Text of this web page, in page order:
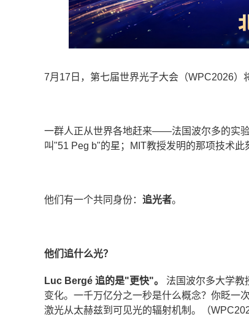
7月17日，第七届世界光子大会（WPC2026）
一群人正从世界各地赶来——法国波尔多的实
叫"51 Peg b"的星；MIT教授发明的那项技术此
他们有一个共同身份： 追光者。
他们追什么光？​
Luc Bergé 追的是"更快"。​
法国波尔多大学
变化。一千万亿分之一秒是什么概念？你眨一
激光从太赫兹到可见光的辐射机制。（